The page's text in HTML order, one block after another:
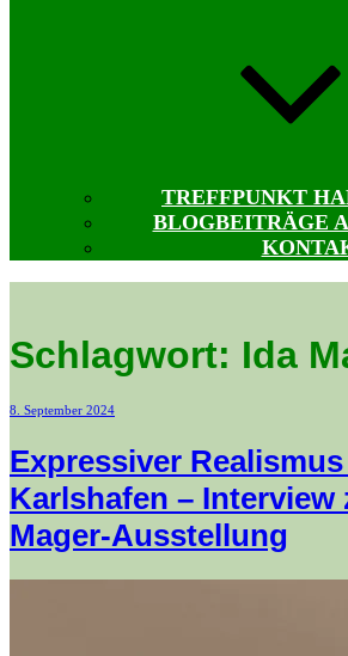
TREFFPUNKT
BLOGBEITRÄGE
Schlagwort: Ida
Veröffentlicht
8. September 2024
Expressiver
Karlshafen – Interview
Mager-Ausstellung